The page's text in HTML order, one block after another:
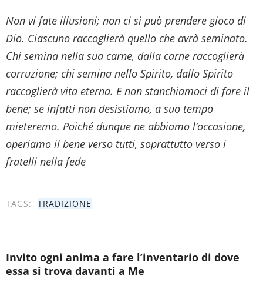
Non vi fate illusioni; non ci si può prendere gioco di
Dio. Ciascuno raccoglierà quello che avrà seminato.
Chi semina nella sua carne, dalla carne raccoglierà
corruzione; chi semina nello Spirito, dallo Spirito
raccoglierà vita eterna. E non stanchiamoci di fare il
bene; se infatti non desistiamo, a suo tempo
mieteremo. Poiché dunque ne abbiamo l’occasione,
operiamo il bene verso tutti, soprattutto verso i
fratelli nella fede
TAGS: TRADIZIONE
Invito ogni anima a fare l’inventario di dove
essa si trova davanti a Me